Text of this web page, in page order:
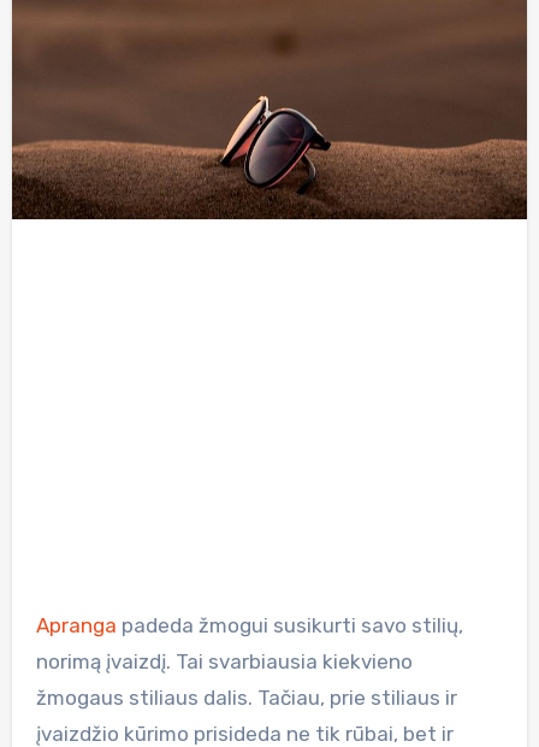
Apranga padeda žmogui susikurti savo stilių,
norimą įvaizdį. Tai svarbiausia kiekvieno
žmogaus stiliaus dalis. Tačiau, prie stiliaus ir
įvaizdžio kūrimo prisideda ne tik rūbai, bet ir